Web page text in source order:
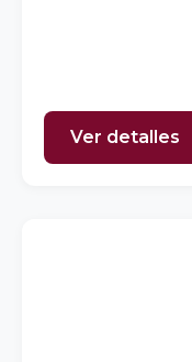
Ver detalles